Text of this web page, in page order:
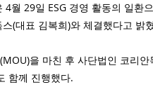
월 29일 ESG 경영 활동의 일환
(대표 김복희)와 체결했다고 밝
을 마친 후 사단법인 코리
함께 진행했다.